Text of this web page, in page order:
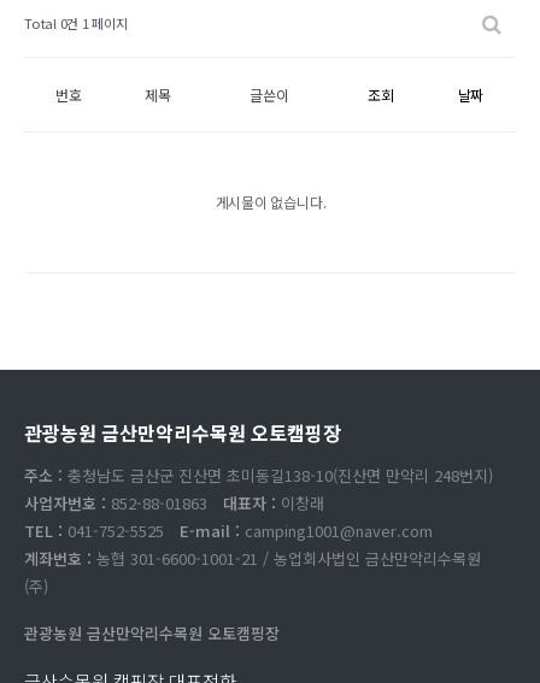
Total 0건 1 페이지
번호 제목 글쓴이 조회 날짜
게시물이 없습니다.
관광농원 금산만악리수목원 오토캠핑장
주소 : 충청남도 금산군 진산면 초미동길138-10(진산면 만악리 248번지)
사업자번호 : 852-88-01863 대표자 : 이창래
TEL : 041-752-5525 E-mail : camping1001@naver.com
계좌번호 : 농협 301-6600-1001-21 / 농업회사법인 금산만악리수목원
(주)
관광농원 금산만악리수목원 오토캠핑장